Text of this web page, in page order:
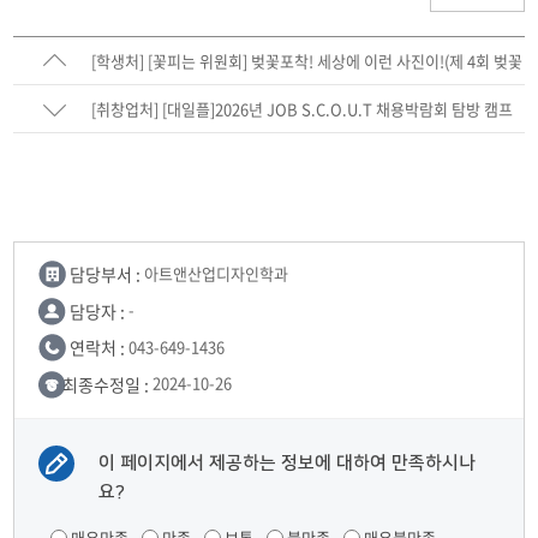
[학생처] [꽃피는 위원회] 벚꽃포착! 세상에 이런 사진이!(제 4회 벚꽃
사진 콘테스트) 시행
[취창업처] [대일플]2026년 JOB S.C.O.U.T 채용박람회 탐방 캠프
담당부서 : 아트앤산업디자인학과
담당자 : -
연락처 : 043-649-1436
최종수정일 : 2024-10-26
이 페이지에서 제공하는 정보에 대하여 만족하시나
요?